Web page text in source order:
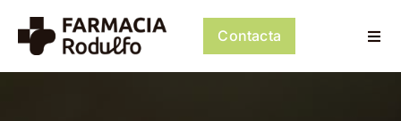
contenido
Contacta